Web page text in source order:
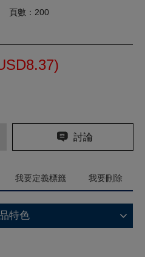
頁數：200
8.37)
討論
我要定義標籤 我要刪除
特色